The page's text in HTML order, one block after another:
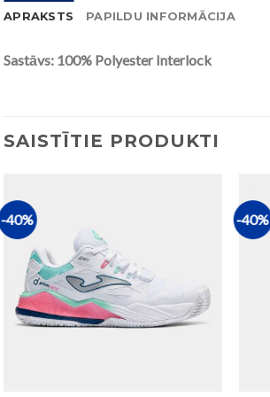
APRAKSTS PAPILDU INFORMĀCIJA
Sastāvs: 100% Polyester Interlock
SAISTĪTIE PRODUKTI
-40% -40%